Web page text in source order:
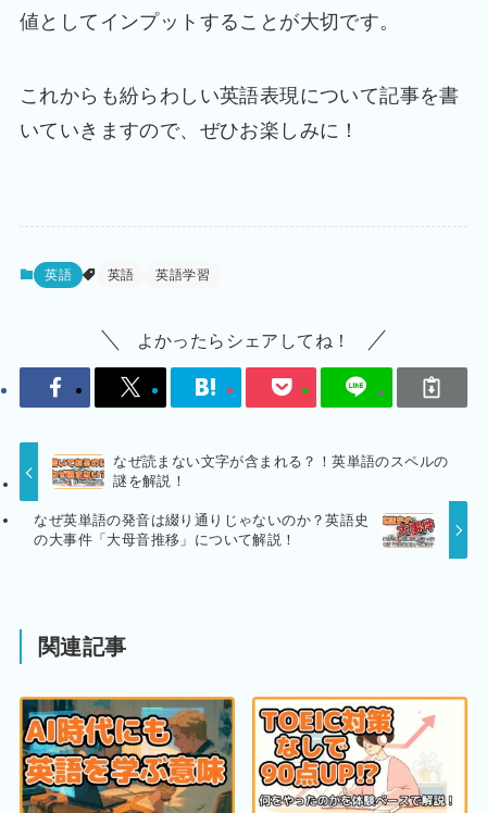
値としてインプットすることが大切です。
これからも紛らわしい英語表現について記事を書
いていきますので、ぜひお楽しみに！
英語 英語 英語学習
よかったらシェアしてね！
なぜ読まない文字が含まれる？！英単語のスペルの
謎を解説！
なぜ英単語の発音は綴り通りじゃないのか？英語史
の大事件「大母音推移」について解説！
関連記事